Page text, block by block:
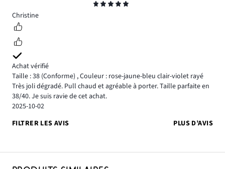
5
Christine
Achat vérifié
Taille : 38 (Conforme) ,Couleur : rose-jaune-bleu clair-violet rayé
Très joli dégradé. Pull chaud et agréable à porter. Taille parfaite en
38/40. Je suis ravie de cet achat.
2025-10-02
FILTRER LES AVIS
PLUS D’AVIS